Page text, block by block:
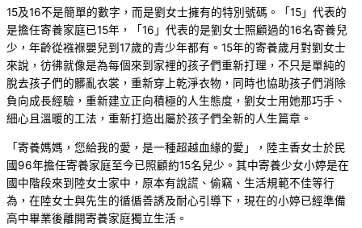
15及16不是簡單的數字，而是劉女士擁有的特別號碼。「15」代表的
是擔任寄養家庭已15年，「16」代表的是劉女士照顧過的16名寄養兒
少，年齡從襁褓嬰兒到17歲的青少年都有。15年的寄養歲月對劉女士
來說，彷彿就像是為每個來到家裡的孩子們重新打理，不只是單純的
脫去孩子們的髒亂衣裳，重新穿上乾淨衣物，同時也協助孩子們消除
負向成長經驗，重新建立正向積極的人生態度，劉女士用她那巧手、
細心且溫暖的工法，重新打造出屬於孩子們全新的人生篇章。
「寄養媽媽，您給我的愛，是一種超越血緣的愛」，陸主香女士於民
國96年擔任寄養家庭至今已照顧約15名兒少。其中寄養少女小婷是在
國中階段來到陸女士家中，原本有說謊、偷竊、生活規範不佳等行
為，在陸女士與先生的循循善誘及耐心引導下，現在的小婷已經準備
高中畢業後離開寄養家庭獨立生活。